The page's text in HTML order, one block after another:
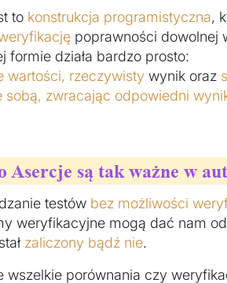
to konstrukcja programistyczna,
poprawności dowolnej
formie działa bardzo prosto:
wartości, rzeczywisty wynik oraz
sobą, zwracając odpowiedni
Asercje są tak ważne w
testów bez możliwości
weryfikacyjne mogą dać nam
zaliczony bądź nie.
wszelkie porównania czy